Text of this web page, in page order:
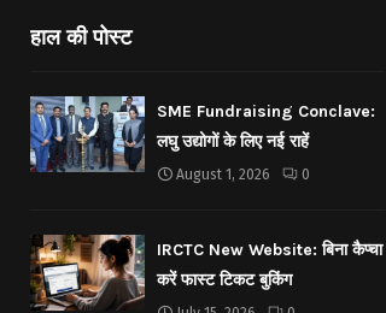
हाल की पोस्ट
SME Fundraising Conclave:
लघु उद्योगों के लिए नई राहें
August 1, 2026 0
IRCTC New Website: बिना कैप्चा
करें फास्ट टिकट बुकिंग